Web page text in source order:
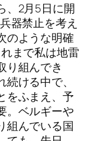
、2月5日に開
器禁止を考え
のような明確
まで私は地雷
り組んでき
ける中で、
をふまえ、予
。ベルギーや
組んでいる国